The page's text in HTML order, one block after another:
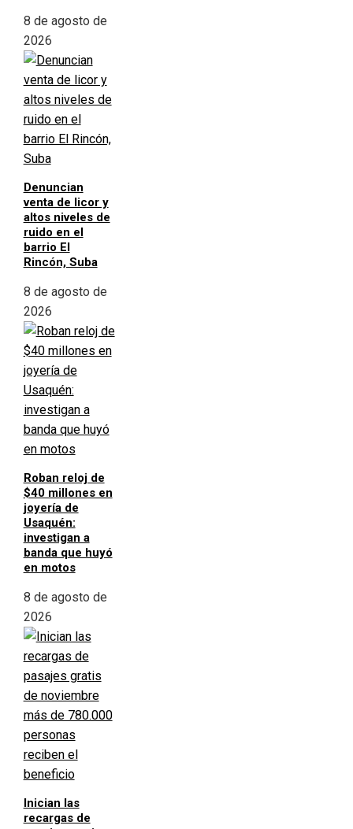
8 de agosto de
2026
Denuncian
venta de licor y
altos niveles de
ruido en el
barrio El
Rincón, Suba
8 de agosto de
2026
Roban reloj de
$40 millones en
joyería de
Usaquén:
investigan a
banda que huyó
en motos
8 de agosto de
2026
Inician las
recargas de